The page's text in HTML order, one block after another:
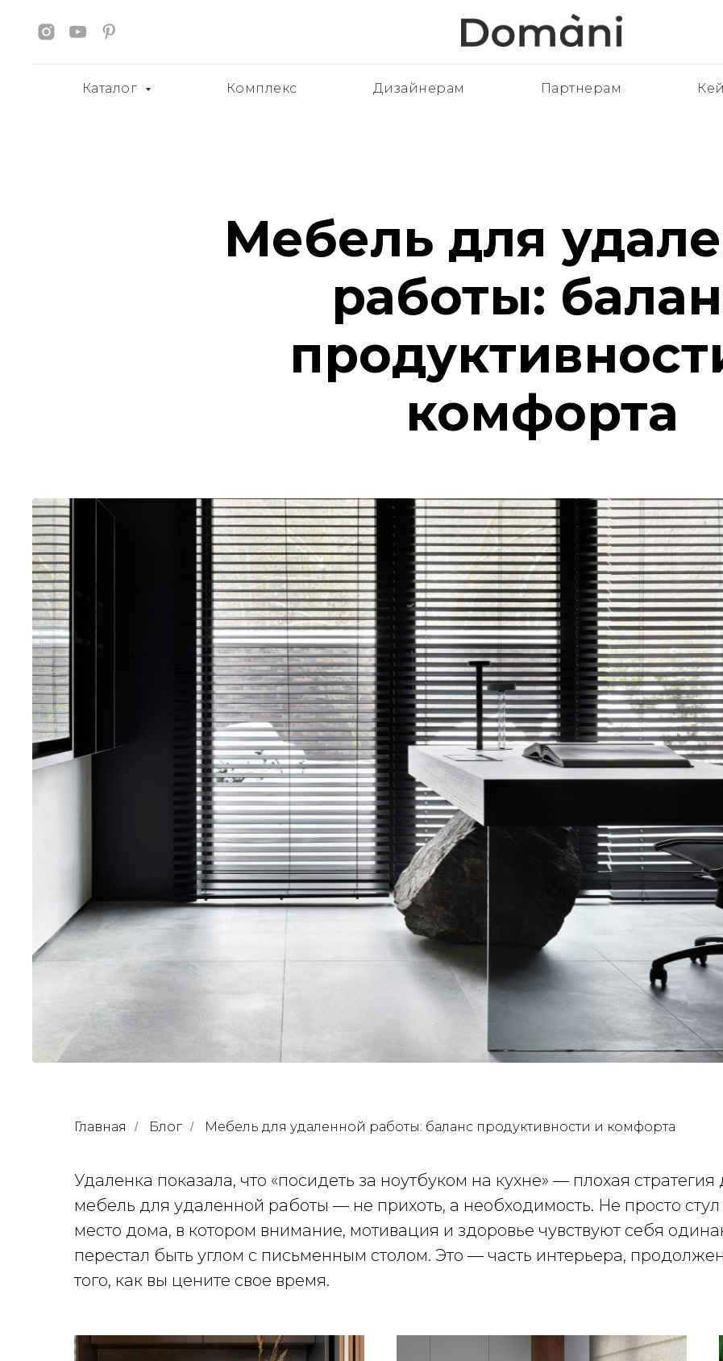
Каталог Комплекс Дизайнерам Партнерам
Мебель для
работы:
комфорта
Главная / Блог / Мебель для удаленной работы: баланс продуктивности и комфорта
Удаленка показала, что «посидеть за ноутбуком на кухне» — плохая
мебель для удаленной работы — не прихоть, а необходимость. Не просто
место дома, в котором внимание, мотивация и здоровье чувствуют себя
перестал быть углом с письменным столом. Это — часть интерьера,
того, как вы цените свое время.